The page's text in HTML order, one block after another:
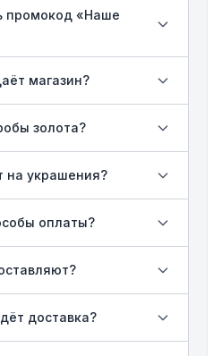
промокод «Наше
магазин?
золота?
на украшения?
оплаты?
доставка?